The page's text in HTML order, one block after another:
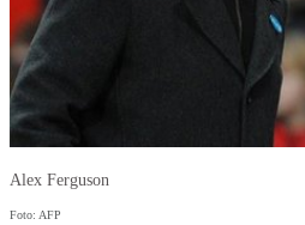
Alex Ferguson
Foto: AFP